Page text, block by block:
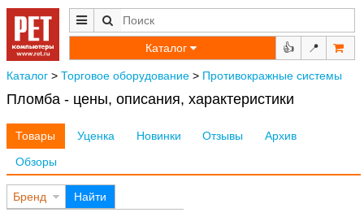
Каталог 👍 📍
Каталог > Торговое оборудование > Противокражные системы
Пломба - цены, описания, характеристики
Товары Уценка Новинки Отзывы
Архив
Обзоры
Бренд Найти